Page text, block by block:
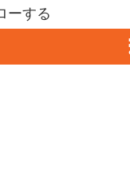
ーする